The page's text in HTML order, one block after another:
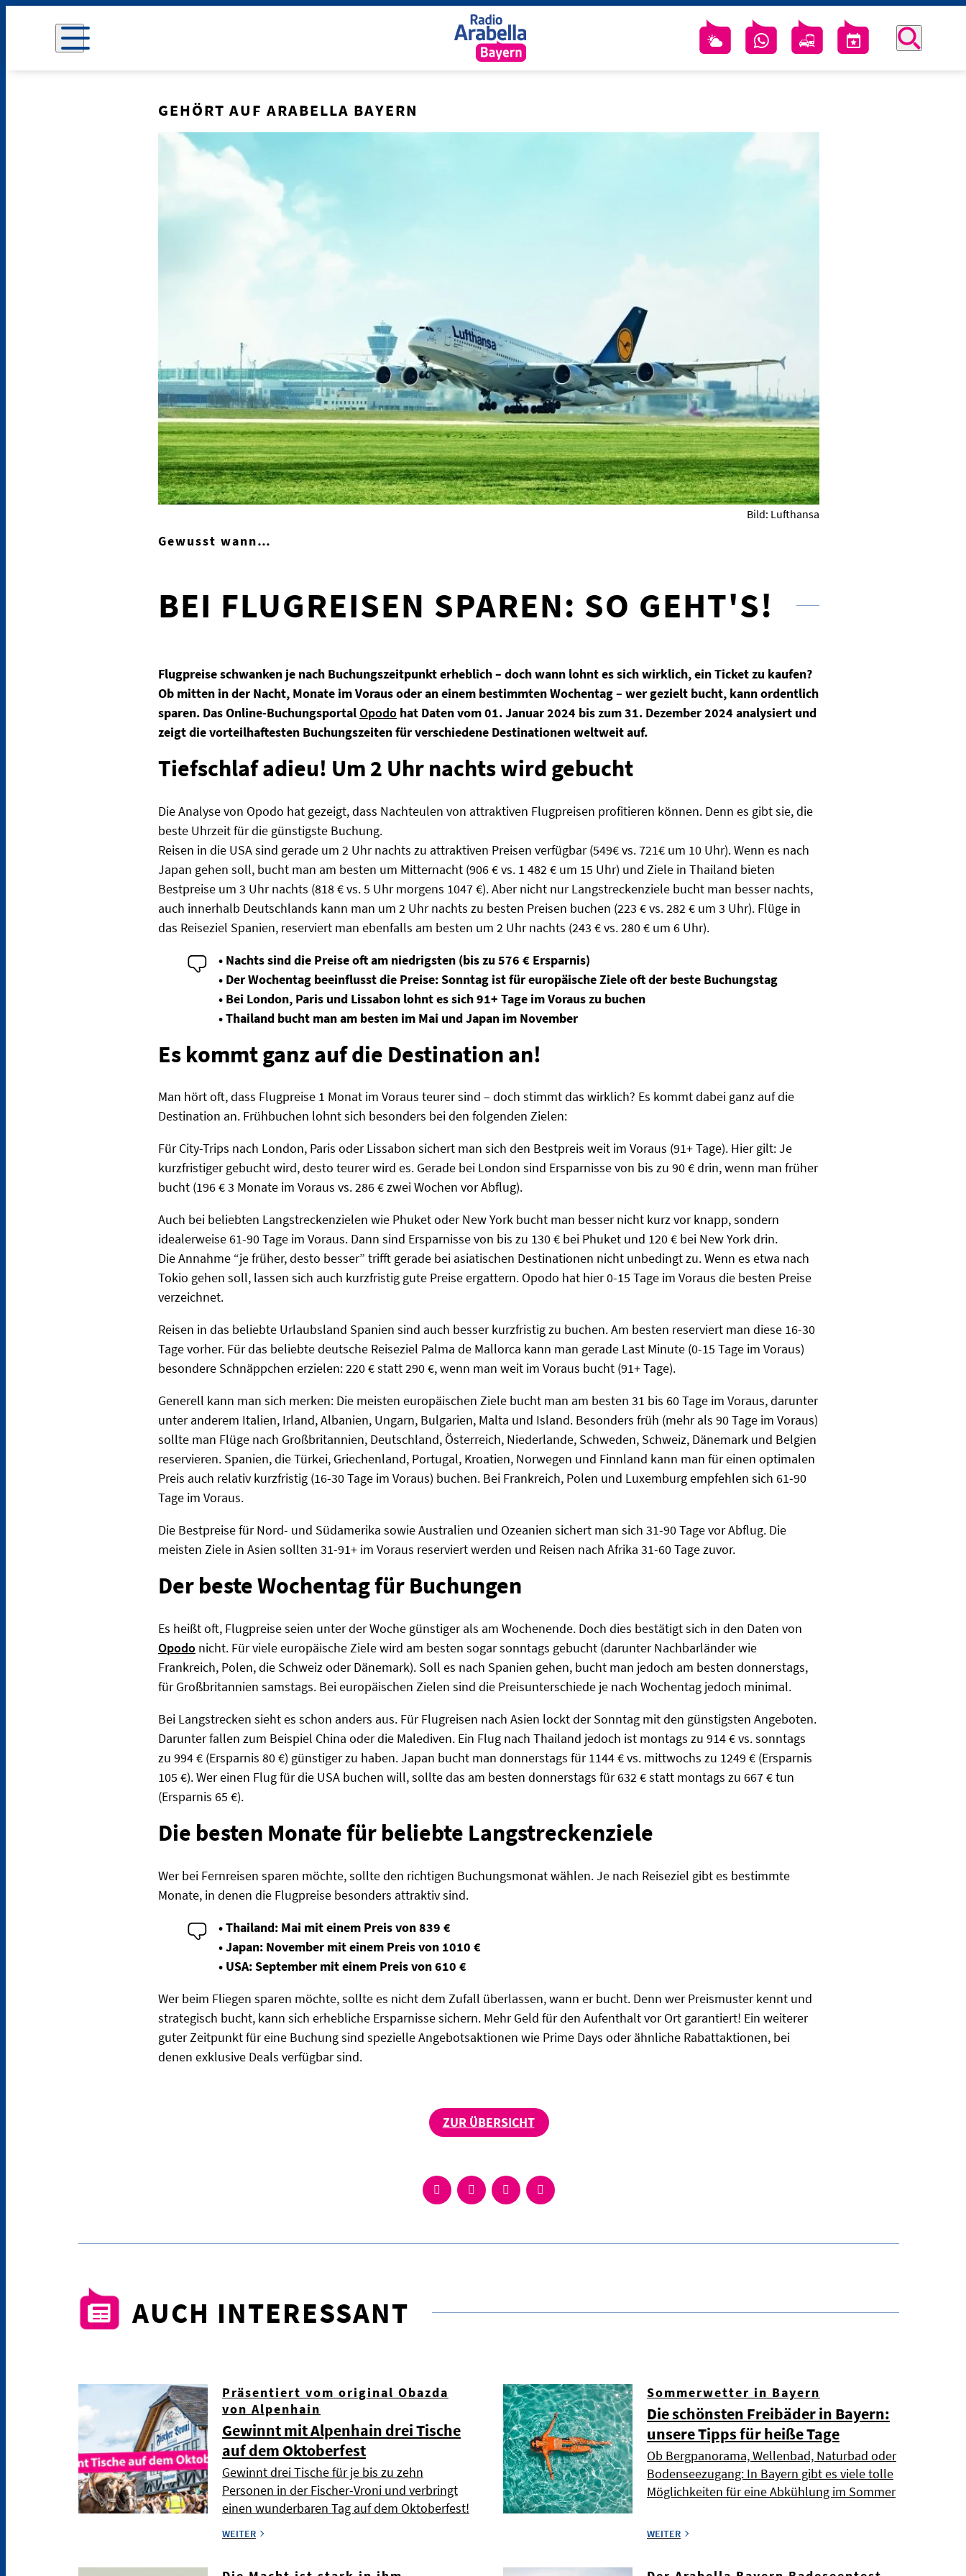
GEHÖRT AUF ARABELLA BAYERN
Bild: Lufthansa
Gewusst wann…
BEI FLUGREISEN SPAREN: SO GEHT'S!
Flugpreise schwanken je nach Buchungszeitpunkt erheblich – doch wann lohnt es sich wirklich, ein Ticket zu kaufen?
Ob mitten in der Nacht, Monate im Voraus oder an einem bestimmten Wochentag – wer gezielt bucht, kann ordentlich
sparen. Das Online-Buchungsportal Opodo hat Daten vom 01. Januar 2024 bis zum 31. Dezember 2024 analysiert und
zeigt die vorteilhaftesten Buchungszeiten für verschiedene Destinationen weltweit auf.
Tiefschlaf adieu! Um 2 Uhr nachts wird gebucht
Die Analyse von Opodo hat gezeigt, dass Nachteulen von attraktiven Flugpreisen profitieren können. Denn es gibt sie, die
beste Uhrzeit für die günstigste Buchung.
Reisen in die USA sind gerade um 2 Uhr nachts zu attraktiven Preisen verfügbar (549€ vs. 721€ um 10 Uhr). Wenn es nach
Japan gehen soll, bucht man am besten um Mitternacht (906 € vs. 1 482 € um 15 Uhr) und Ziele in Thailand bieten
Bestpreise um 3 Uhr nachts (818 € vs. 5 Uhr morgens 1047 €). Aber nicht nur Langstreckenziele bucht man besser nachts,
auch innerhalb Deutschlands kann man um 2 Uhr nachts zu besten Preisen buchen (223 € vs. 282 € um 3 Uhr). Flüge in
das Reiseziel Spanien, reserviert man ebenfalls am besten um 2 Uhr nachts (243 € vs. 280 € um 6 Uhr).
• Nachts sind die Preise oft am niedrigsten (bis zu 576 € Ersparnis)
• Der Wochentag beeinflusst die Preise: Sonntag ist für europäische Ziele oft der beste Buchungstag
• Bei London, Paris und Lissabon lohnt es sich 91+ Tage im Voraus zu buchen
• Thailand bucht man am besten im Mai und Japan im November
Es kommt ganz auf die Destination an!
Man hört oft, dass Flugpreise 1 Monat im Voraus teurer sind – doch stimmt das wirklich? Es kommt dabei ganz auf die
Destination an. Frühbuchen lohnt sich besonders bei den folgenden Zielen:
Für City-Trips nach London, Paris oder Lissabon sichert man sich den Bestpreis weit im Voraus (91+ Tage). Hier gilt: Je
kurzfristiger gebucht wird, desto teurer wird es. Gerade bei London sind Ersparnisse von bis zu 90 € drin, wenn man früher
bucht (196 € 3 Monate im Voraus vs. 286 € zwei Wochen vor Abflug).
Auch bei beliebten Langstreckenzielen wie Phuket oder New York bucht man besser nicht kurz vor knapp, sondern
idealerweise 61-90 Tage im Voraus. Dann sind Ersparnisse von bis zu 130 € bei Phuket und 120 € bei New York drin.
Die Annahme “je früher, desto besser” trifft gerade bei asiatischen Destinationen nicht unbedingt zu. Wenn es etwa nach
Tokio gehen soll, lassen sich auch kurzfristig gute Preise ergattern. Opodo hat hier 0-15 Tage im Voraus die besten Preise
verzeichnet.
Reisen in das beliebte Urlaubsland Spanien sind auch besser kurzfristig zu buchen. Am besten reserviert man diese 16-30
Tage vorher. Für das beliebte deutsche Reiseziel Palma de Mallorca kann man gerade Last Minute (0-15 Tage im Voraus)
besondere Schnäppchen erzielen: 220 € statt 290 €, wenn man weit im Voraus bucht (91+ Tage).
Generell kann man sich merken: Die meisten europäischen Ziele bucht man am besten 31 bis 60 Tage im Voraus, darunter
unter anderem Italien, Irland, Albanien, Ungarn, Bulgarien, Malta und Island. Besonders früh (mehr als 90 Tage im Voraus)
sollte man Flüge nach Großbritannien, Deutschland, Österreich, Niederlande, Schweden, Schweiz, Dänemark und Belgien
reservieren. Spanien, die Türkei, Griechenland, Portugal, Kroatien, Norwegen und Finnland kann man für einen optimalen
Preis auch relativ kurzfristig (16-30 Tage im Voraus) buchen. Bei Frankreich, Polen und Luxemburg empfehlen sich 61-90
Tage im Voraus.
Die Bestpreise für Nord- und Südamerika sowie Australien und Ozeanien sichert man sich 31-90 Tage vor Abflug. Die
meisten Ziele in Asien sollten 31-91+ im Voraus reserviert werden und Reisen nach Afrika 31-60 Tage zuvor.
Der beste Wochentag für Buchungen
Es heißt oft, Flugpreise seien unter der Woche günstiger als am Wochenende. Doch dies bestätigt sich in den Daten von
Opodo nicht. Für viele europäische Ziele wird am besten sogar sonntags gebucht (darunter Nachbarländer wie
Frankreich, Polen, die Schweiz oder Dänemark). Soll es nach Spanien gehen, bucht man jedoch am besten donnerstags,
für Großbritannien samstags. Bei europäischen Zielen sind die Preisunterschiede je nach Wochentag jedoch minimal.
Bei Langstrecken sieht es schon anders aus. Für Flugreisen nach Asien lockt der Sonntag mit den günstigsten Angeboten.
Darunter fallen zum Beispiel China oder die Malediven. Ein Flug nach Thailand jedoch ist montags zu 914 € vs. sonntags
zu 994 € (Ersparnis 80 €) günstiger zu haben. Japan bucht man donnerstags für 1144 € vs. mittwochs zu 1249 € (Ersparnis
105 €). Wer einen Flug für die USA buchen will, sollte das am besten donnerstags für 632 € statt montags zu 667 € tun
(Ersparnis 65 €).
Die besten Monate für beliebte Langstreckenziele
Wer bei Fernreisen sparen möchte, sollte den richtigen Buchungsmonat wählen. Je nach Reiseziel gibt es bestimmte
Monate, in denen die Flugpreise besonders attraktiv sind.
• Thailand: Mai mit einem Preis von 839 €
• Japan: November mit einem Preis von 1010 €
• USA: September mit einem Preis von 610 €
Wer beim Fliegen sparen möchte, sollte es nicht dem Zufall überlassen, wann er bucht. Denn wer Preismuster kennt und
strategisch bucht, kann sich erhebliche Ersparnisse sichern. Mehr Geld für den Aufenthalt vor Ort garantiert! Ein weiterer
guter Zeitpunkt für eine Buchung sind spezielle Angebotsaktionen wie Prime Days oder ähnliche Rabattaktionen, bei
denen exklusive Deals verfügbar sind.
ZUR ÜBERSICHT
AUCH INTERESSANT
Präsentiert vom original Obazda
von Alpenhain
Gewinnt mit Alpenhain drei Tische
auf dem Oktoberfest
Gewinnt drei Tische für je bis zu zehn
Personen in der Fischer-Vroni und verbringt
einen wunderbaren Tag auf dem Oktoberfest!
WEITER
Sommerwetter in Bayern
Die schönsten Freibäder in Bayern:
unsere Tipps für heiße Tage
Ob Bergpanorama, Wellenbad, Naturbad oder
Bodenseezugang: In Bayern gibt es viele tolle
Möglichkeiten für eine Abkühlung im Sommer
WEITER